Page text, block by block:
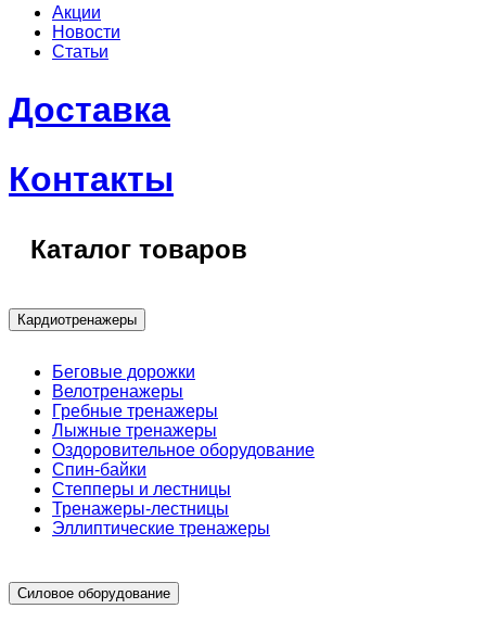
Акции
Новости
Статьи
Доставка
Контакты
Каталог товаров
Кардиотренажеры
Беговые дорожки
Велотренажеры
Гребные тренажеры
Лыжные тренажеры
Оздоровительное оборудование
Спин-байки
Степперы и лестницы
Тренажеры-лестницы
Эллиптические тренажеры
Силовое оборудование